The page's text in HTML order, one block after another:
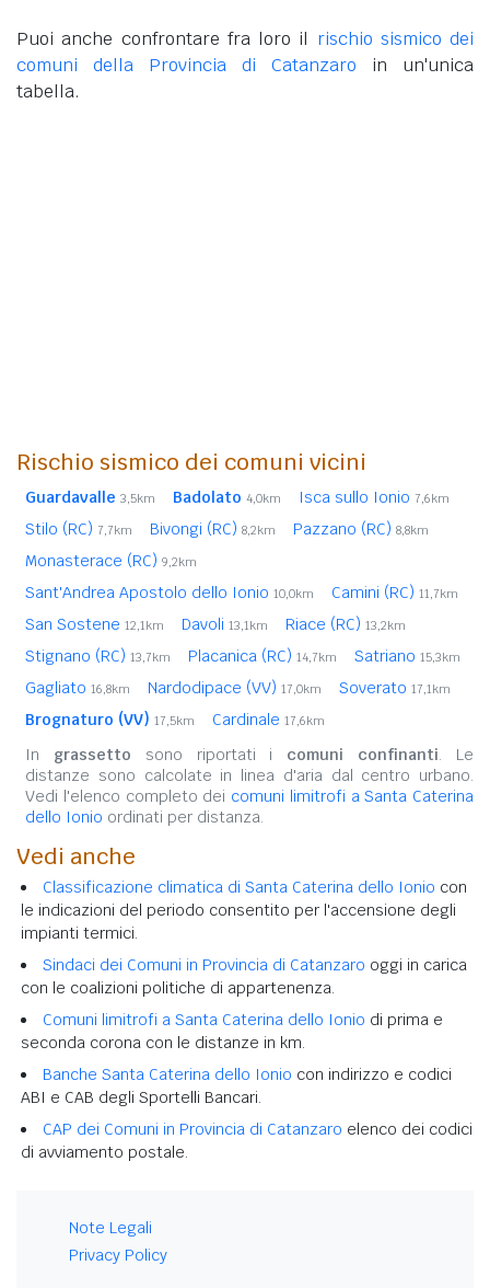
Puoi anche confrontare fra loro il rischio sismico dei
comuni della Provincia di Catanzaro in un'unica
tabella.
Rischio sismico dei comuni vicini
Guardavalle 3,5km Badolato 4,0km Isca sullo Ionio 7,6km
Stilo (RC) 7,7km Bivongi (RC) 8,2km Pazzano (RC) 8,8km
Monasterace (RC) 9,2km
Sant'Andrea Apostolo dello Ionio 10,0km Camini (RC) 11,7km
San Sostene 12,1km Davoli 13,1km Riace (RC) 13,2km
Stignano (RC) 13,7km Placanica (RC) 14,7km Satriano 15,3km
Gagliato 16,8km Nardodipace (VV) 17,0km Soverato 17,1km
Brognaturo (VV) 17,5km Cardinale 17,6km
In grassetto sono riportati i comuni confinanti. Le
distanze sono calcolate in linea d'aria dal centro urbano.
Vedi l'elenco completo dei comuni limitrofi a Santa Caterina
dello Ionio ordinati per distanza.
Vedi anche
Classificazione climatica di Santa Caterina dello Ionio con
le indicazioni del periodo consentito per l'accensione degli
impianti termici.
Sindaci dei Comuni in Provincia di Catanzaro oggi in carica
con le coalizioni politiche di appartenenza.
Comuni limitrofi a Santa Caterina dello Ionio di prima e
seconda corona con le distanze in km.
Banche Santa Caterina dello Ionio con indirizzo e codici
ABI e CAB degli Sportelli Bancari.
CAP dei Comuni in Provincia di Catanzaro elenco dei codici
di avviamento postale.
Note Legali
Privacy Policy